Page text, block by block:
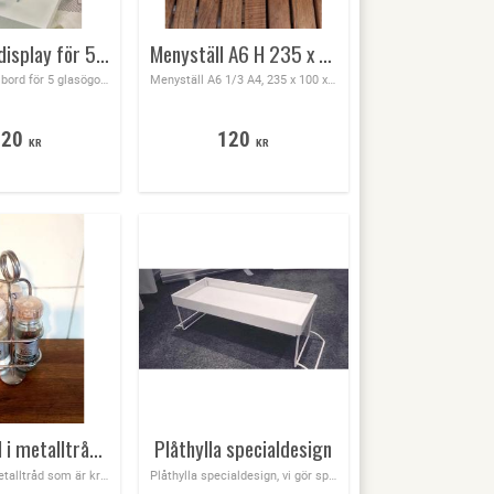
Glasögon display för 5 glasögon, med spegel
Glasögonställ bord för 5 glasögon med spegel B150 x H420 x D170 mm, perfekt vid kassa disken som skapar impulsköp
KR
Menyställ A6 H 235 x B 100 x dj 50 mm roterbar med metallfot i silver
Menyställ A6 1/3 A4, 235 x 100 x 50 mm roterbar med metallfot i silver
120 KR
Kryddställ i metalltråd som är kromad Plåthylla specialdesign
Plåthylla specialdesign, vi gör special hyllor i plåt eller tråd